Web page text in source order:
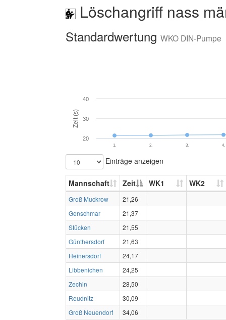
Löschangriff nass
Standardwertung WKO DIN-Pumpe
Zeit (s)
1. 2. 3. 4.
20
30
40
Einträge anzeigen
Mannschaft Zeit WK1 WK2
Groß Muckrow
21,26
Genschmar
21,37
Stücken
21,55
Günthersdorf
21,63
Heinersdorf
24,17
Libbenichen
24,25
Zechin
28,50
Reudnitz
30,09
Groß Neuendorf
34,06